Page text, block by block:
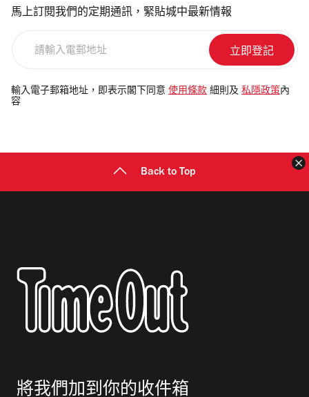
馬上訂閱我們的定期通訊，緊貼城中最新情報
電
郵
輸入電子郵箱地址，即表示閣下同意 使用條款 細則及 私隱政策 內
容
Back to Top
將我們加到你的收件箱